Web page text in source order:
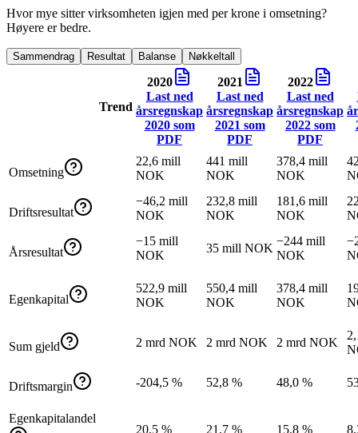
Hvor mye sitter virksomheten igjen med per krone i omsetning?
Høyere er bedre.
Sammendrag Resultat Balanse Nøkkeltall
Trend
2020
Last ned
årsregnskap
2020som
PDF
2021
Last ned
årsregnskap
2021 som
PDF
2022
Last ned
årsregnskap
2022som
PDF
Omsetning
22,6 mill
NOK
441 mill
NOK
378,4 mill
NOK
Driftsresultat
−46,2 mill
NOK
232,8 mill
NOK
181,6 mill
NOK
Årsresultat
−15 mill
NOK
35 mill NOK
−244 mill
NOK
Egenkapital
522,9 mill
NOK
550,4 mill
NOK
378,4 mill
NOK
Sum gjeld 2 mrd NOK 2 mrd NOK 2 mrd NOK
Driftsmargin -204,5 % 52,8 % 48,0 %
Egenkapitalandel
20,5 %
21,7 % 15,8 %